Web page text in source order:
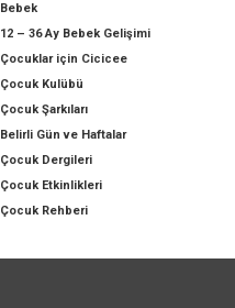
Bebek
12 – 36 Ay Bebek Gelişimi
Çocuklar için Cicicee
Çocuk Kulübü
Çocuk Şarkıları
Belirli Gün ve Haftalar
Çocuk Dergileri
Çocuk Etkinlikleri
Çocuk Rehberi